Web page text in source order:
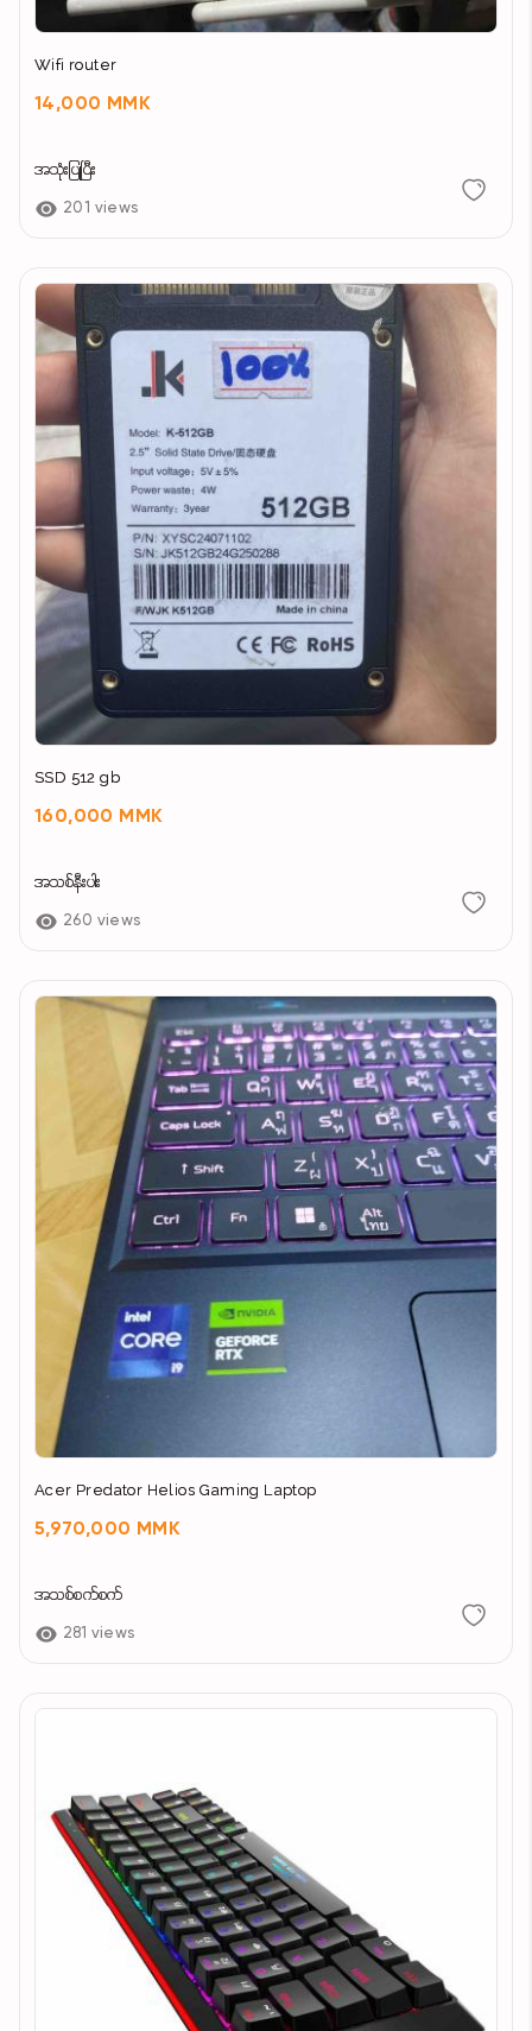
Wifi router
14,000 MMK
အသုံးပြုပြီး
201 views
SSD 512 gb
160,000 MMK
အသစ်နီးပါး
260 views
Acer Predator Helios Gaming Laptop
5,970,000 MMK
အသစ်စက်စက်
281 views